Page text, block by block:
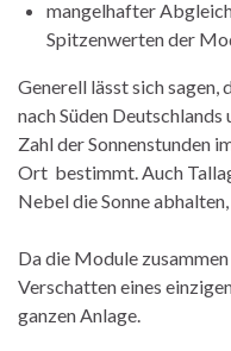
mangelhafter
Spitzenwerten der
Generell lässt sich
nach Süden
Zahl der Sonnenstunden
Ort bestimmt. Auch
Nebel die Sonne
Da die Module
Verschatten eines
ganzen Anlage.